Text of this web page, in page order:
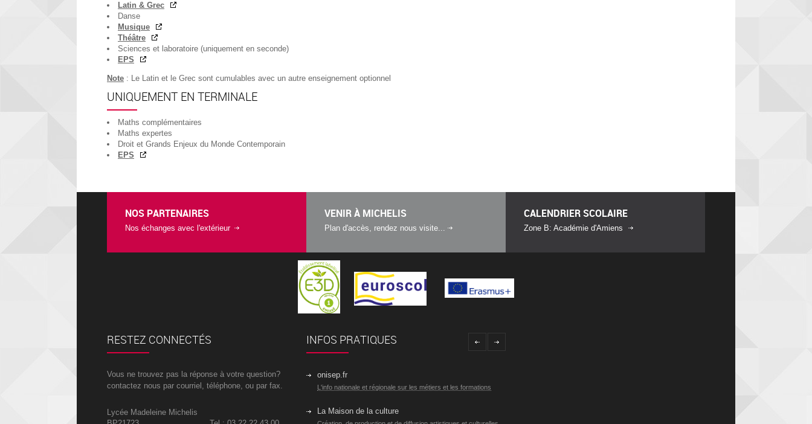
Latin & Grec
Danse
Musique
Théâtre
Sciences et laboratoire (uniquement en seconde)
EPS
Note : Le Latin et le Grec sont cumulables avec un autre enseignement optionnel
UNIQUEMENT EN TERMINALE
Maths complémentaires
Maths expertes
Droit et Grands Enjeux du Monde Contemporain
EPS
NOS PARTENAIRES
Nos échanges avec l'extérieur
VENIR À MICHELIS
Plan d'accès, rendez nous visite...
CALENDRIER SCOLAIRE
Zone B: Académie d'Amiens
RESTEZ CONNECTÉS
Vous ne trouvez pas la réponse à votre question?
contactez nous par courriel, téléphone, ou par fax.
Lycée Madeleine Michelis
INFOS PRATIQUES
onisep.fr
L'info nationale et régionale sur les métiers et les formations
La Maison de la culture